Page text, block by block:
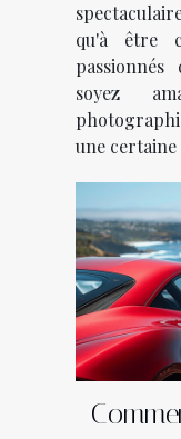
qu'à être
soyez
une